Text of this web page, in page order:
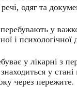
одяг та
у
і психологічної
у лікарні з
у
через пережите.